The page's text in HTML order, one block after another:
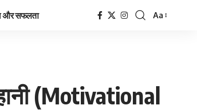
और सफलता
Font
Aa
(Motivational